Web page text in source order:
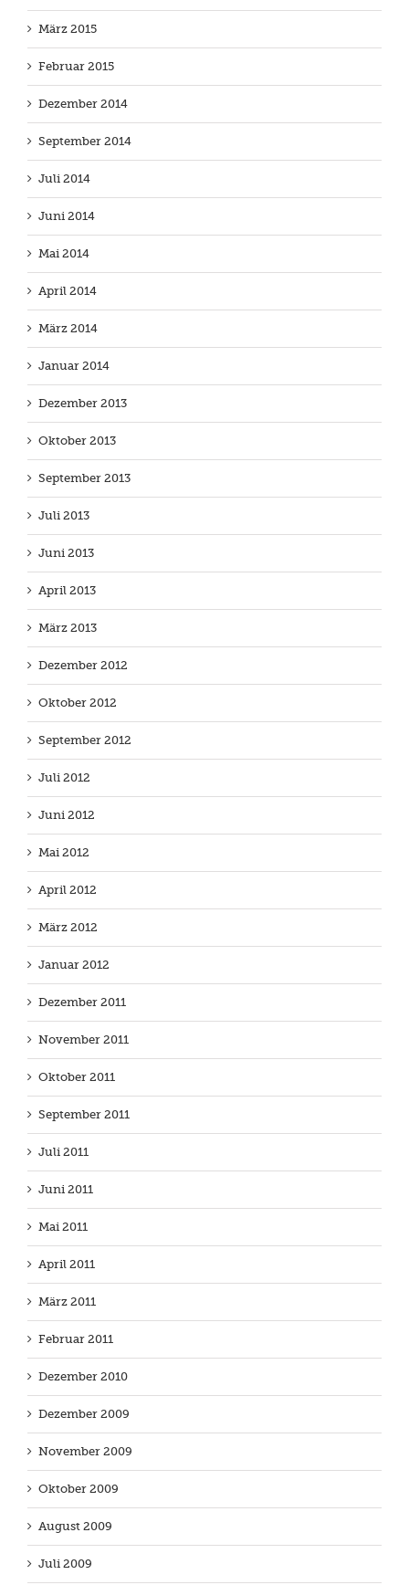
März 2015
Februar 2015
Dezember 2014
September 2014
Juli 2014
Juni 2014
Mai 2014
April 2014
März 2014
Januar 2014
Dezember 2013
Oktober 2013
September 2013
Juli 2013
Juni 2013
April 2013
März 2013
Dezember 2012
Oktober 2012
September 2012
Juli 2012
Juni 2012
Mai 2012
April 2012
März 2012
Januar 2012
Dezember 2011
November 2011
Oktober 2011
September 2011
Juli 2011
Juni 2011
Mai 2011
April 2011
März 2011
Februar 2011
Dezember 2010
Dezember 2009
November 2009
Oktober 2009
August 2009
Juli 2009